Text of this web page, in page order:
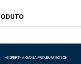
-EXPERT- A GAMA PREMIUM BOSCH